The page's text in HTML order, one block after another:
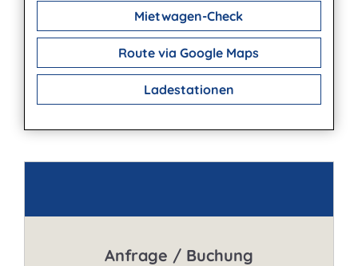
Mietwagen-Check
Route via Google Maps
Ladestationen
Anfrage / Buchung